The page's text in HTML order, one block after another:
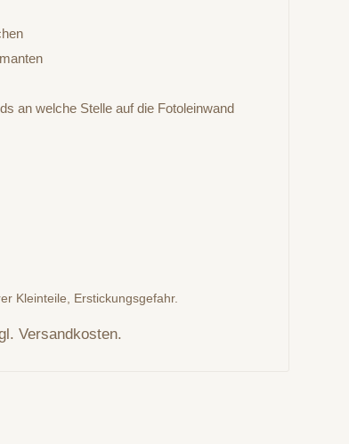
an welche Stelle auf die Fotoleinwand
Kleinteile, Erstickungsgefahr.
Versandkosten.